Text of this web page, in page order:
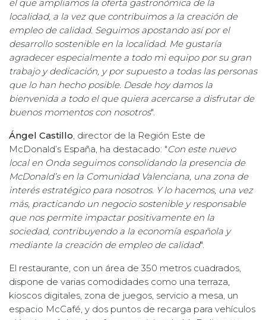
el que ampliamos la oferta gastronómica de la
localidad, a la vez que contribuimos a la creación de
empleo de calidad. Seguimos apostando así por el
desarrollo sostenible en la localidad. Me gustaría
agradecer especialmente a todo mi equipo por su gran
trabajo y dedicación, y por supuesto a todas las personas
que lo han hecho posible. Desde hoy damos la
bienvenida a todo el que quiera acercarse a disfrutar de
buenos momentos con nosotros".
Ángel Castillo, director de la Región Este de
McDonald’s España, ha destacado: "Con este nuevo
local en Onda seguimos consolidando la presencia de
McDonald’s en la Comunidad Valenciana, una zona de
interés estratégico para nosotros. Y lo hacemos, una vez
más, practicando un negocio sostenible y responsable
que nos permite impactar positivamente en la
sociedad, contribuyendo a la economía española y
mediante la creación de empleo de calidad".
El restaurante, con un área de 350 metros cuadrados,
dispone de varias comodidades como una terraza,
kioscos digitales, zona de juegos, servicio a mesa, un
espacio McCafé, y dos puntos de recarga para vehículos